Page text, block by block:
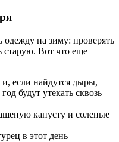
одежду на зиму: проверять
старую. Вот что еще
если найдутся дыры,
будут утекать сквозь
капусту и соленые
в этот день